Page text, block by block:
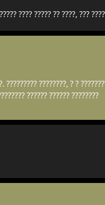
???? ????? ?? ????, ???
????????, ? ?
?????? ?????? ????????